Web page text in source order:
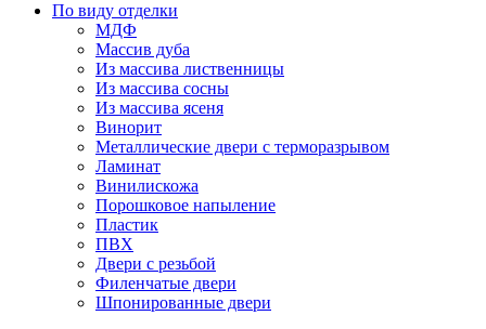
По виду отделки
МДФ
Массив дуба
Из массива лиственницы
Из массива сосны
Из массива ясеня
Винорит
Металлические двери с терморазрывом
Ламинат
Винилискожа
Порошковое напыление
Пластик
ПВХ
Двери с резьбой
Филенчатые двери
Шпонированные двери